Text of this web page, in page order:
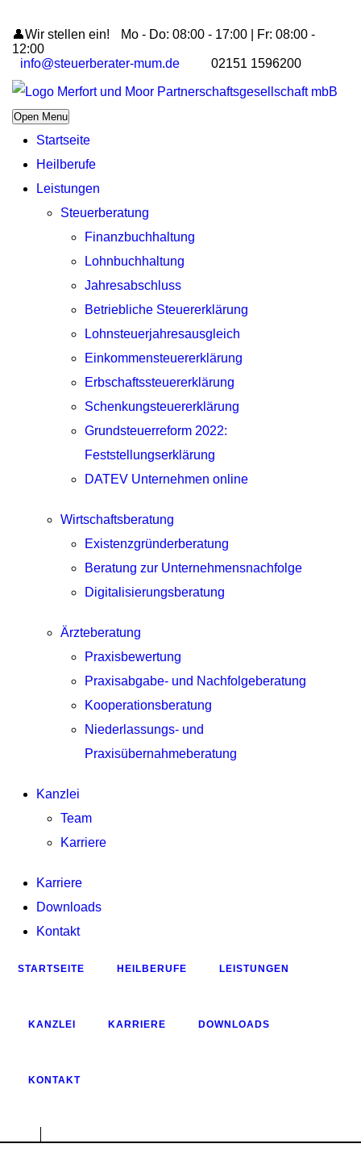
👤Wir stellen ein!
Mo - Do: 08:00 - 17:00 | Fr: 08:00 -
12:00
info@steuerberater-mum.de
02151 1596200
Open Menu
Startseite
Heilberufe
Leistungen
Steuerberatung
Finanzbuchhaltung
Lohnbuchhaltung
Jahresabschluss
Betriebliche Steuererklärung
Lohnsteuerjahresausgleich
Einkommensteuererklärung
Erbschaftssteuererklärung
Schenkungsteuererklärung
Grundsteuerreform 2022:
Feststellungserklärung
DATEV Unternehmen online
Wirtschaftsberatung
Existenzgründerberatung
Beratung zur Unternehmensnachfolge
Digitalisierungsberatung
Ärzteberatung
Praxisbewertung
Praxisabgabe- und Nachfolgeberatung
Kooperationsberatung
Niederlassungs- und
Praxisübernahmeberatung
Kanzlei
Team
Karriere
Karriere
Downloads
Kontakt
STARTSEITE HEILBERUFE LEISTUNGEN
KANZLEI KARRIERE DOWNLOADS
KONTAKT